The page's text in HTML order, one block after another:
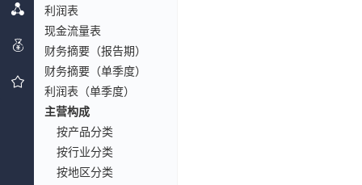
利润表
现金流量表
财务摘要（报告期）
财务摘要（单季度）
利润表（单季度）
主营构成
按产品分类
按行业分类
按地区分类